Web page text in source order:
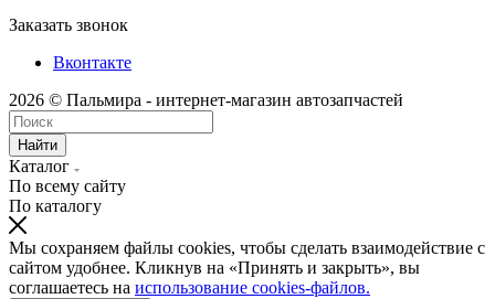
Заказать звонок
Вконтакте
2026 © Пальмира - интернет-магазин автозапчастей
Найти
Каталог
По всему сайту
По каталогу
Мы сохраняем файлы cookies, чтобы сделать взаимодействие с
сайтом удобнее. Кликнув на «Принять и закрыть», вы
соглашаетесь на использование cookies-файлов.